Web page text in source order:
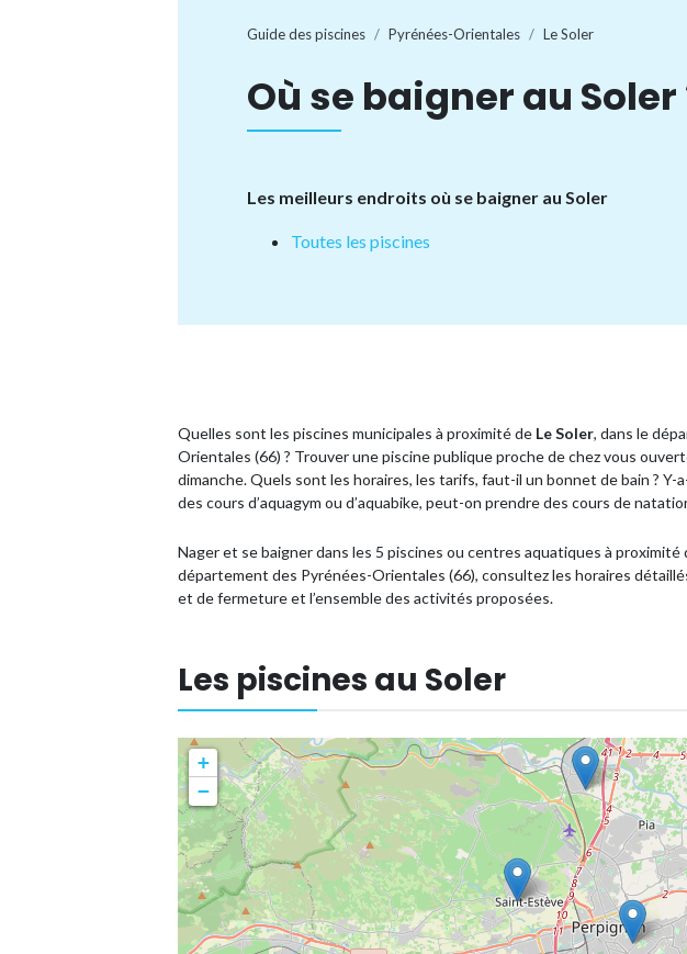
Guide des piscines Pyrénées-Orientales Le Soler
Où se baigner au Soler
Les meilleurs endroits où se baigner au Soler
Toutes les piscines
Quelles sont les piscines municipales à proximité de Le Soler, dans le
Orientales (66) ? Trouver une piscine publique proche de chez vous
dimanche. Quels sont les horaires, les tarifs, faut-il un bonnet de bain ? Y-
des cours d’aquagym ou d’aquabike, peut-on prendre des cours de
Nager et se baigner dans les 5 piscines ou centres aquatiques à proximité
département des Pyrénées-Orientales (66), consultez les horaires
et de fermeture et l’ensemble des activités proposées.
Les piscines au Soler
+
−